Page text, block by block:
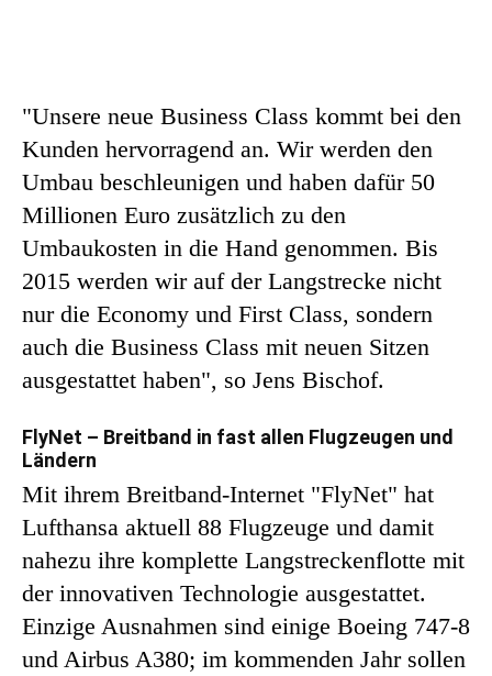
"Unsere neue Business Class kommt bei den
Kunden hervorragend an. Wir werden den
Umbau beschleunigen und haben dafür 50
Millionen Euro zusätzlich zu den
Umbaukosten in die Hand genommen. Bis
2015 werden wir auf der Langstrecke nicht
nur die Economy und First Class, sondern
auch die Business Class mit neuen Sitzen
ausgestattet haben", so Jens Bischof.
FlyNet – Breitband in fast allen Flugzeugen und
Ländern
Mit ihrem Breitband-Internet "FlyNet" hat
Lufthansa aktuell 88 Flugzeuge und damit
nahezu ihre komplette Langstreckenflotte mit
der innovativen Technologie ausgestattet.
Einzige Ausnahmen sind einige Boeing 747-8
und Airbus A380; im kommenden Jahr sollen